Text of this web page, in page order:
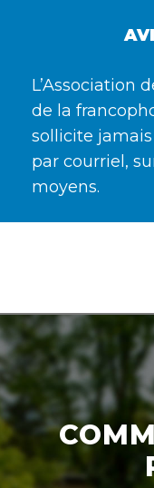
L’Association
de la
sollicite
par courriel,
moyens.